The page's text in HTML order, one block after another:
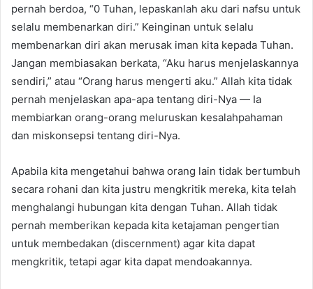
pernah berdoa, “0 Tuhan, lepaskanlah aku dari nafsu untuk
selalu membenarkan diri.” Keinginan untuk selalu
membenarkan diri akan merusak iman kita kepada Tuhan.
Jangan membiasakan berkata, “Aku harus menjelaskannya
sendiri,” atau “Orang harus mengerti aku.” Allah kita tidak
pernah menjelaskan apa-apa tentang diri-Nya — Ia
membiarkan orang-orang meluruskan kesalahpahaman
dan miskonsepsi tentang diri-Nya.
Apabila kita mengetahui bahwa orang lain tidak bertumbuh
secara rohani dan kita justru mengkritik mereka, kita telah
menghalangi hubungan kita dengan Tuhan. Allah tidak
pernah memberikan kepada kita ketajaman pengertian
untuk membedakan (discernment) agar kita dapat
mengkritik, tetapi agar kita dapat mendoakannya.